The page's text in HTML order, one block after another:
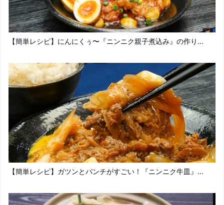
【簡単レシピ】にんにくぅ〜『ニンニク親子煮込み』の作り...
【簡単レシピ】ガツンとパンチがすごい！『ニンニク牛皿』...